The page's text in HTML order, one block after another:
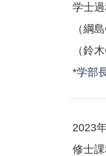
学士過
（綱
（鈴
*学部
2023
修士課